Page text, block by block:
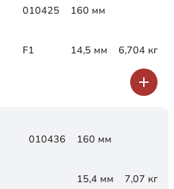
010425 160 мм
F1 14,5 мм 6,704 кг
010436 160 мм
15,4 мм 7,07 кг